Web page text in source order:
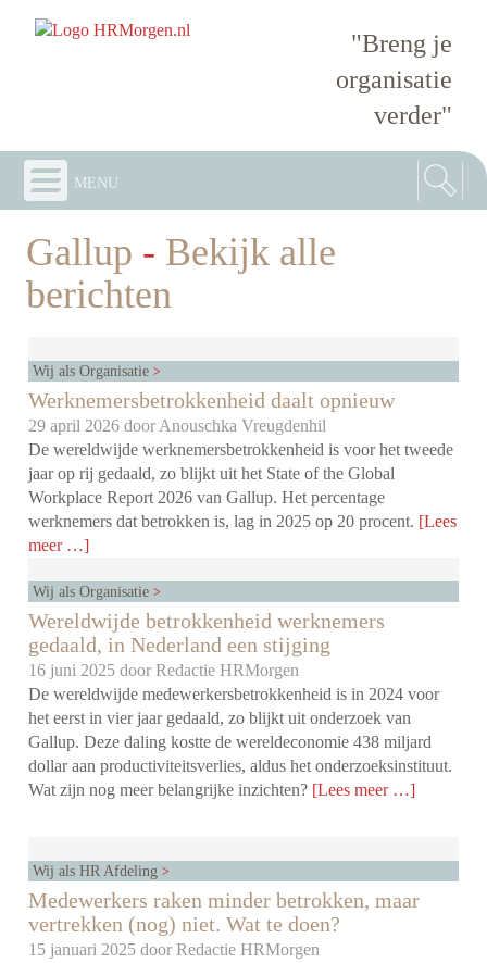
"Breng je
organisatie
verder"
menu
Gallup - Bekijk alle
berichten
Wij als Organisatie
Werknemersbetrokkenheid daalt opnieuw
29 april 2026 doorAnouschka Vreugdenhil
De wereldwijde werknemersbetrokkenheid is voor het tweede
jaar op rij gedaald, zo blijkt uit het State of the Global
Workplace Report 2026 van Gallup. Het percentage
werknemers dat betrokken is, lag in 2025 op 20 procent. [Lees
meer …]
Wij als Organisatie
Wereldwijde betrokkenheid werknemers
gedaald, in Nederland een stijging
16 juni 2025 doorRedactie HRMorgen
De wereldwijde medewerkersbetrokkenheid is in 2024 voor
het eerst in vier jaar gedaald, zo blijkt uit onderzoek van
Gallup. Deze daling kostte de wereldeconomie 438 miljard
dollar aan productiviteitsverlies, aldus het onderzoeksinstituut.
Wat zijn nog meer belangrijke inzichten? [Lees meer …]
Wij als HR Afdeling
Medewerkers raken minder betrokken, maar
vertrekken (nog) niet. Wat te doen?
15 januari 2025 doorRedactie HRMorgen